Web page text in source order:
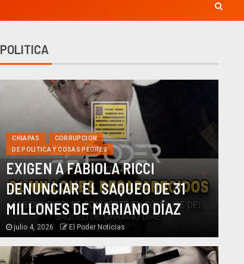
POLITICA
CHIAPAS
CORRUPCION
DE POLITICA Y COSAS PEORES
EXIGEN A FABIOLA RICCI
DENUNCIAR EL SAQUEO DE 31
MILLONES DE MARIANO DÍAZ
julio 4, 2026 El Poder Noticias